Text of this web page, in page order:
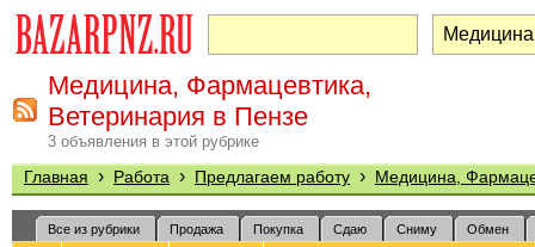
Медицина, Фармацевтика,
Ветеринария в Пензе
3 объявления в этой рубрике
Главная › Работа › Предлагаем работу › Медицина,
Все из рубрики Продажа Покупка Сдаю Сниму Обмен